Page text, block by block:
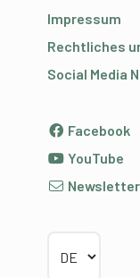
Impressum
Rechtliches
Social Media
Facebook
YouTube
Newsletter